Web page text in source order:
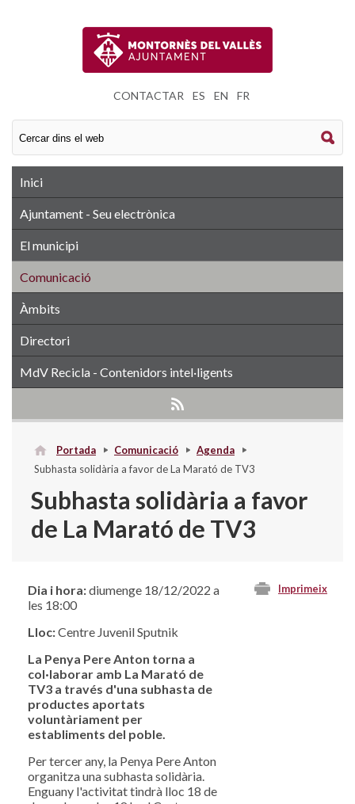
CONTACTAR ES EN FR
Inici
Ajuntament - Seu electrònica
El municipi
Comunicació
Àmbits
Directori
MdV Recicla - Contenidors intel·ligents
Portada Comunicació
Agenda
Subhasta solidària a favor de La Marató de TV3
Subhasta solidària a favor
de La Marató de TV3
Imprimeix
Dia i hora:diumenge 18/12/2022 a
les 18:00
Lloc:Centre Juvenil Sputnik
La Penya Pere Anton torna a
col·laborar amb La Marató de
TV3 a través d'una subhasta de
productes aportats
voluntàriament per
establiments del poble.
Per tercer any, la Penya Pere Anton
organitza una subhasta solidària.
Enguany l'activitat tindrà lloc 18 de